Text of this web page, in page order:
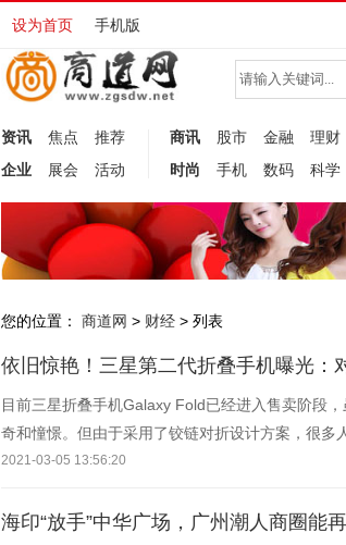
设为首页 手机版
资讯 焦点
推荐
企业
展会 活动
商讯 股市 金融 理财
时尚
手机 数码 科学
您的位置： 商道网 > 财经 > 列表
依旧惊艳！三星第二代折叠手机曝光：
目前三星折叠手机Galaxy Fold已经进入售卖阶段
奇和憧憬。但由于采用了铰链对折设计方案，很
有必要购买，同时认为其也不是未来手机的代表。
2021-03-05 13:56:20
海印“放手”中华广场，广州潮人商圈能